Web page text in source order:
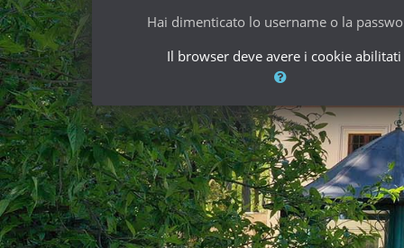
Hai dimenticato lo username o la
Il browser deve avere i cookie abilitati